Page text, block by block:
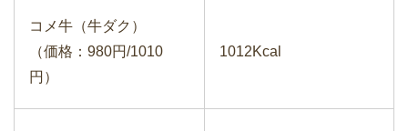
コメ牛（牛ダク）
（価格：980円/1010
円）
1012Kcal